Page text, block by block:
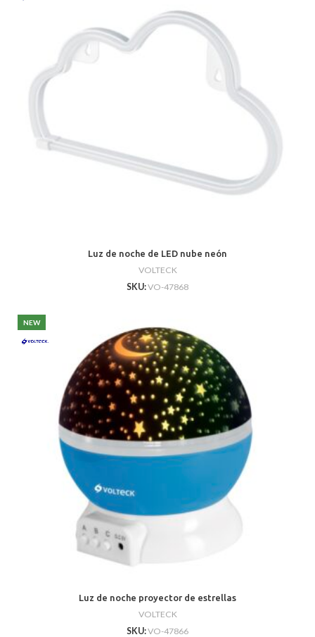
Luz de noche de LED nube neón
VOLTECK
SKU:VO-47868
NEW
Luz de noche proyector de estrellas
VOLTECK
SKU:VO-47866